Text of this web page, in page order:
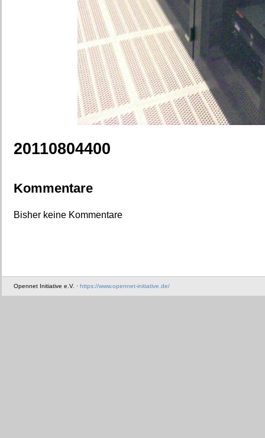
20110804400
Kommentare
Bisher keine Kommentare
Opennet Initiative e.V. · https://www.opennet-initiative.de/